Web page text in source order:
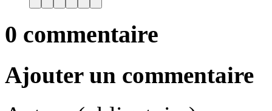
0 commentaire
Ajouter un commentaire